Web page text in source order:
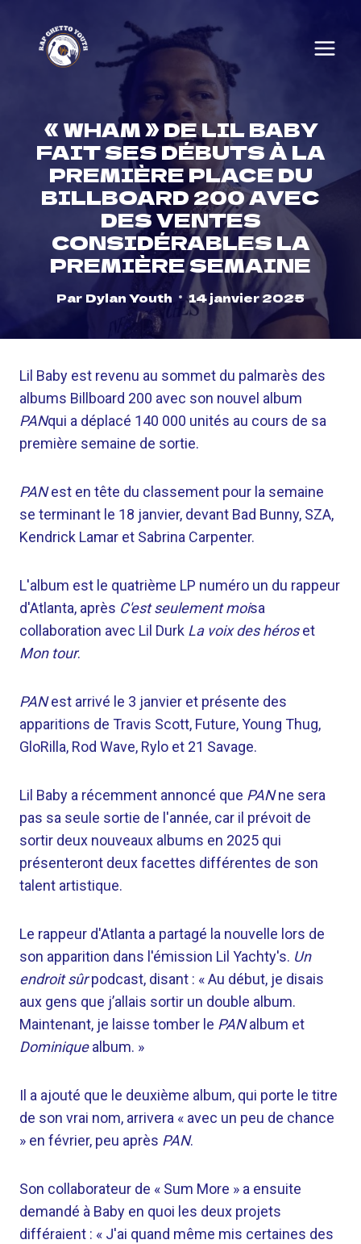
content
« WHAM » DE LIL BABY
FAIT SES DÉBUTS À LA
PREMIÈRE PLACE DU
BILLBOARD 200 AVEC
DES VENTES
CONSIDÉRABLES LA
PREMIÈRE SEMAINE
Par Dylan Youth 14 janvier 2025
Lil Baby est revenu au sommet du palmarès des
albums Billboard 200 avec son nouvel album
PANqui a déplacé 140 000 unités au cours de sa
première semaine de sortie.
PANest en tête du classement pour la semaine
se terminant le 18 janvier, devant Bad Bunny, SZA,
Kendrick Lamar et Sabrina Carpenter.
L'album est le quatrième LP numéro un du rappeur
d'Atlanta, après C'est seulement moisa
collaboration avec Lil Durk La voix des héroset
Mon tour.
PANest arrivé le 3 janvier et présente des
apparitions de Travis Scott, Future, Young Thug,
GloRilla, Rod Wave, Rylo et 21 Savage.
Lil Baby a récemment annoncé que PANne sera
pas sa seule sortie de l'année, car il prévoit de
sortir deux nouveaux albums en 2025 qui
présenteront deux facettes différentes de son
talent artistique.
Le rappeur d'Atlanta a partagé la nouvelle lors de
son apparition dans l'émission Lil Yachty's. Un
endroit sûrpodcast, disant : « Au début, je disais
aux gens que j’allais sortir un double album.
Maintenant, je laisse tomber le PANalbum et
Dominiquealbum. »
Il a ajouté que le deuxième album, qui porte le titre
de son vrai nom, arrivera « avec un peu de chance
» en février, peu après PAN.
Son collaborateur de « Sum More » a ensuite
demandé à Baby en quoi les deux projets
différaient : « J'ai quand même mis certaines des